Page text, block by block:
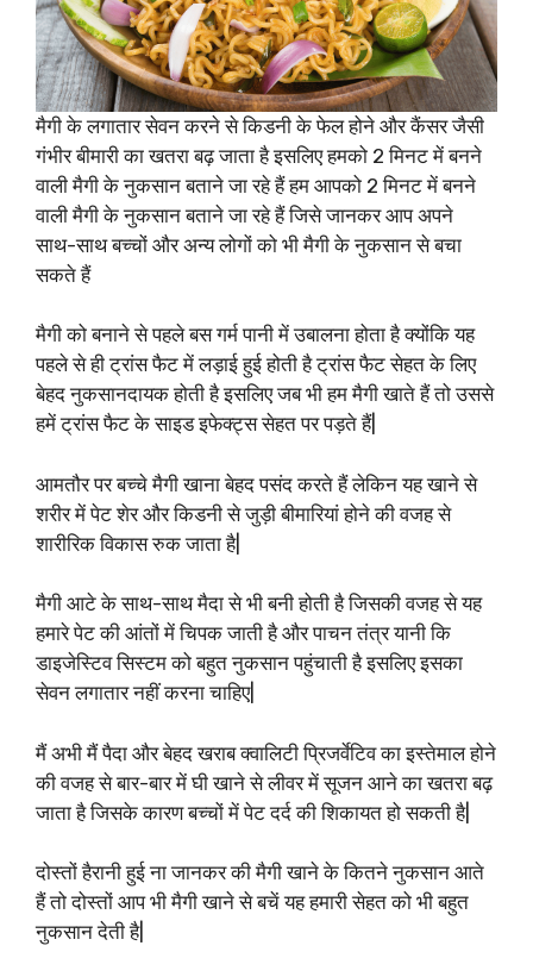
मैगी के लगातार सेवन करने से किडनी के फेल होने और कैंसर जैसी
गंभीर बीमारी का खतरा बढ़ जाता है इसलिए हमको 2 मिनट में बनने
वाली मैगी के नुकसान बताने जा रहे हैं हम आपको 2 मिनट में बनने
वाली मैगी के नुकसान बताने जा रहे हैं जिसे जानकर आप अपने
साथ-साथ बच्चों और अन्य लोगों को भी मैगी के नुकसान से बचा
सकते हैं
मैगी को बनाने से पहले बस गर्म पानी में उबालना होता है क्योंकि यह
पहले से ही ट्रांस फैट में लड़ाई हुई होती है ट्रांस फैट सेहत के लिए
बेहद नुकसानदायक होती है इसलिए जब भी हम मैगी खाते हैं तो उससे
हमें ट्रांस फैट के साइड इफेक्ट्स सेहत पर पड़ते हैं|
आमतौर पर बच्चे मैगी खाना बेहद पसंद करते हैं लेकिन यह खाने से
शरीर में पेट शेर और किडनी से जुड़ी बीमारियां होने की वजह से
शारीरिक विकास रुक जाता है|
मैगी आटे के साथ-साथ मैदा से भी बनी होती है जिसकी वजह से यह
हमारे पेट की आंतों में चिपक जाती है और पाचन तंत्र यानी कि
डाइजेस्टिव सिस्टम को बहुत नुकसान पहुंचाती है इसलिए इसका
सेवन लगातार नहीं करना चाहिए|
मैं अभी मैं पैदा और बेहद खराब क्वालिटी प्रिजर्वेटिव का इस्तेमाल होने
की वजह से बार-बार में घी खाने से लीवर में सूजन आने का खतरा बढ़
जाता है जिसके कारण बच्चों में पेट दर्द की शिकायत हो सकती है|
दोस्तों हैरानी हुई ना जानकर की मैगी खाने के कितने नुकसान आते
हैं तो दोस्तों आप भी मैगी खाने से बचें यह हमारी सेहत को भी बहुत
नुकसान देती है|